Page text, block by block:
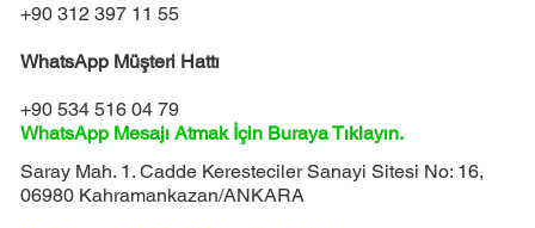
+90 312 397 11 55
WhatsApp Müşteri Hattı
+90 534 516 04 79
WhatsApp Mesajı Atmak İçin Buraya Tıklayın.
Saray Mah. 1. Cadde Keresteciler Sanayi Sitesi No: 16,
06980 Kahramankazan/ANKARA